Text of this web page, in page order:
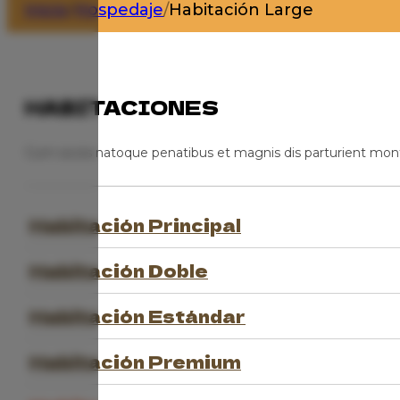
Hospedaje/Habitación Large
HABITACIONES
Cum sociis natoque penatibus et magnis dis parturient
Habitación Principal
Habitación Doble
Habitación Estándar
Habitación Premium